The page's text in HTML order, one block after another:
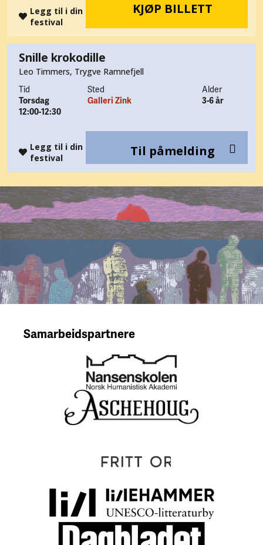
KJØP BILLETT
Legg til i din
festival
Snille krokodille
Leo Timmers, Trygve Ramnefjell
Tid
Torsdag
12:00-12:30
Sted
Galleri Zink
Alder
3-6 år
Til påmelding
Legg til i din
festival
Samarbeidspartnere